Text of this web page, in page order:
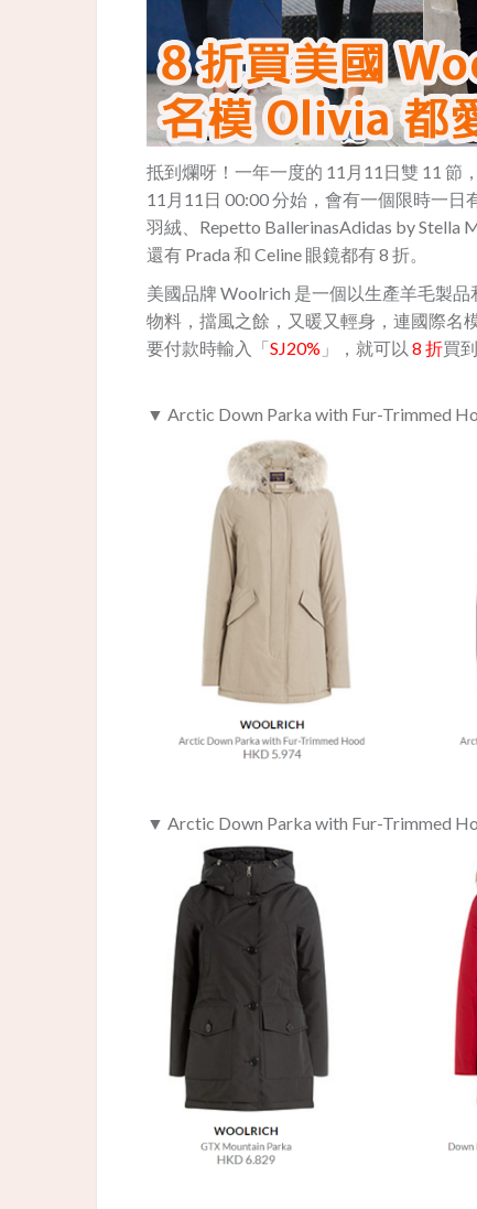
抵到爛呀！一年一度的 11月11日雙 11 節
11月11日 00:00 分始，會有一個限時一日
羽絨、Repetto BallerinasAdidas by Stella
還有 Prada 和 Celine 眼鏡都有 8 折。
美國品牌 Woolrich 是一個以生產羊毛製
物料，擋風之餘，又暖又輕身，連國際名
要付款時輸入「SJ20% 」，就可以 8 折買
▼ Arctic Down Parka with Fur-Trimmed
▼ Arctic Down Parka with Fur-Trimmed